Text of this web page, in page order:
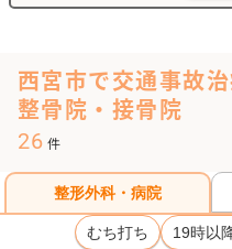
西宮市で交通事故
整骨院・接骨院
26 件
整形外科・病院
むち打ち 19時以